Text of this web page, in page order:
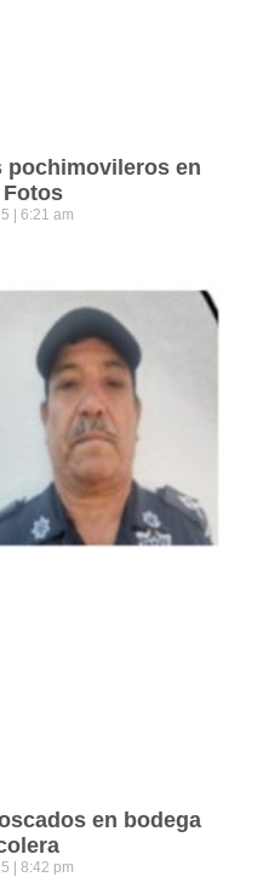
pochimovileros en
6:21 am
en bodega
8:42 pm